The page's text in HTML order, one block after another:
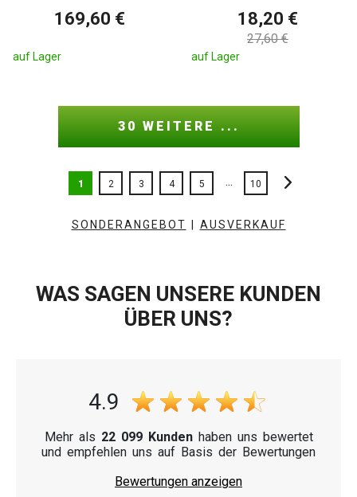
169,60 €
auf Lager
18,20 €
27,60 €
auf Lager
30 WEITERE ...
1 2 3 4 5 ... 10
SONDERANGEBOT AUSVERKAUF
WAS SAGEN UNSERE KUNDEN
ÜBER UNS?
4.9
Mehr als 22 099 Kundenhaben uns bewertet
und empfehlen uns auf Basis der Bewertungen
Bewertungen anzeigen